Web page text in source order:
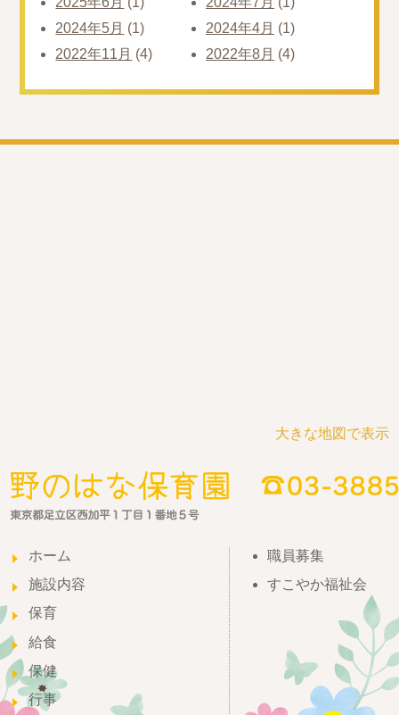
2024年5月 (1) 2024年4月 (1)
2022年11月 (4) 2022年8月 (4)
大きな地図で表示
ホーム
施設内容
保育
給食
保健
行事
職員募集
すこやか福祉会